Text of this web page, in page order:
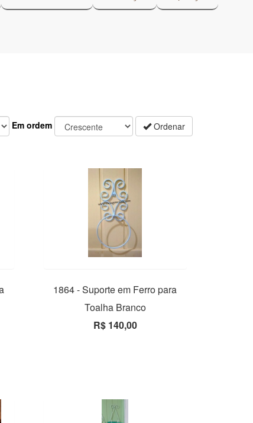
Em ordem Ordenar
1864 - Suporte em Ferro para
Toalha Branco
R$ 140,00